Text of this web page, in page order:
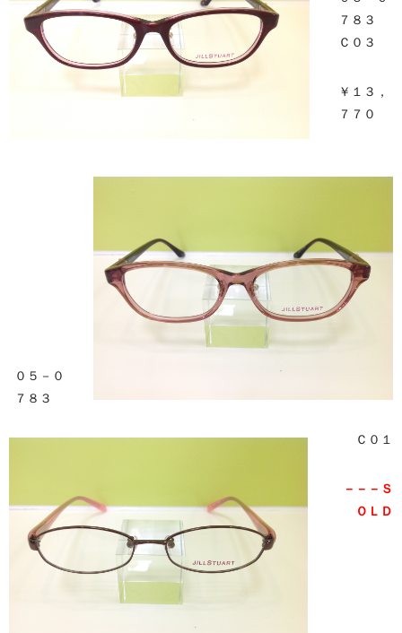
７８３
Ｃ０３
￥１３，
７７０
０５－０
７８３
Ｃ０１
－－－Ｓ
ＯＬＤ